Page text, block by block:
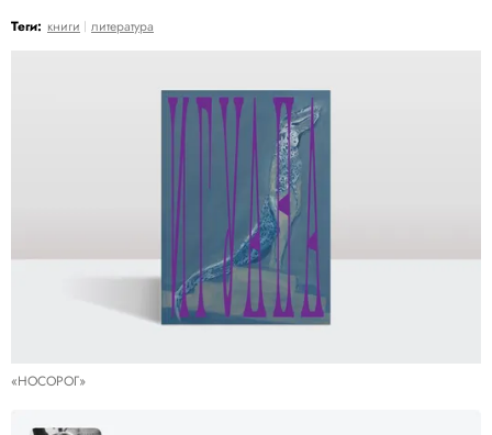
Теги: книги литература
«НОСОРОГ»